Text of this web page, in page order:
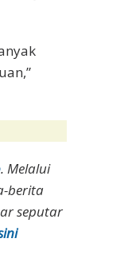
. Melalui
berita
seputar